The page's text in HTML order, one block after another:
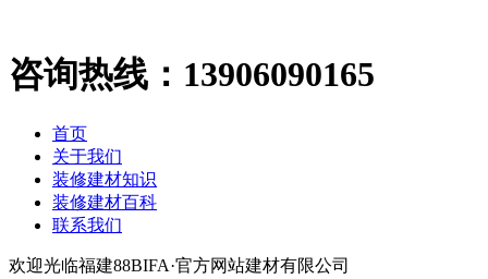
咨询热线： 13906090165
首页
关于我们
装修建材知识
装修建材百科
联系我们
欢迎光临福建88BIFA·官方网站建材有限公司